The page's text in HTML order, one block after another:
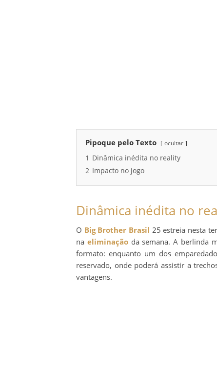
Pipoque pelo Texto ocultar
1 Dinâmica inédita no reality
2 Impacto no jogo
Dinâmica inédita no
O Big Brother Brasil 25 estreia nesta
na eliminaçãoda semana. A berlinda
formato: enquanto um dos
reservado, onde poderá assistir a
vantagens.